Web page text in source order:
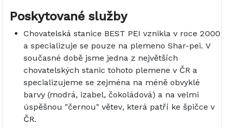
Poskytované služby
Chovatelská stanice BEST PEI vznikla v roce 2000
a specializuje se pouze na plemeno Shar-pei. V
současné době jsme jedna z největších
chovatelských stanic tohoto plemene v ČR a
specializujeme se zejména na méně obvyklé
barvy (modrá, izabel, čokoládová) a na velmi
úspěšnou "černou" větev, která patří ke špičce v
ČR.